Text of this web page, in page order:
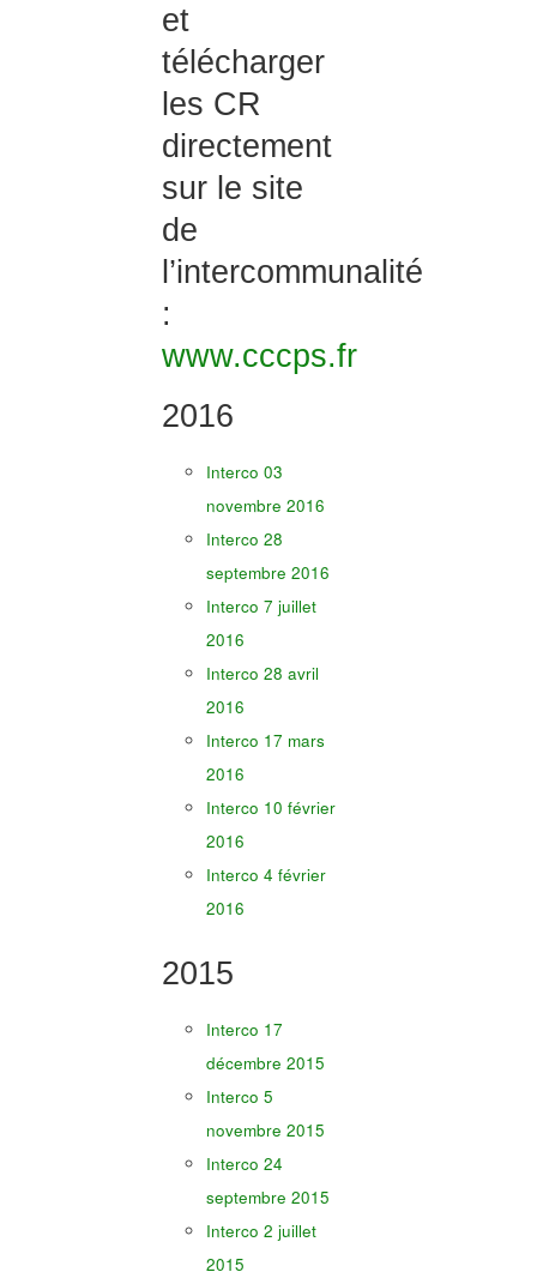
et
télécharger
les CR
directement
sur le site
de
l’intercommunalité
:
www.cccps.fr
2016
Interco 03
novembre 2016
Interco 28
septembre 2016
Interco 7 juillet
2016
Interco 28 avril
2016
Interco 17 mars
2016
Interco 10 février
2016
Interco 4 février
2016
2015
Interco 17
décembre 2015
Interco 5
novembre 2015
Interco 24
septembre 2015
Interco 2 juillet
2015